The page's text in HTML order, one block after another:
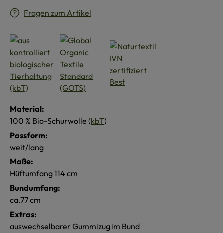
Fragen zum Artikel
Material:
100 % Bio-Schurwolle (kbT)
Passform:
weit/lang
Maße:
Hüftumfang 114 cm
Bundumfang:
ca.77 cm
Extras:
auswechselbarer Gummizug im Bund